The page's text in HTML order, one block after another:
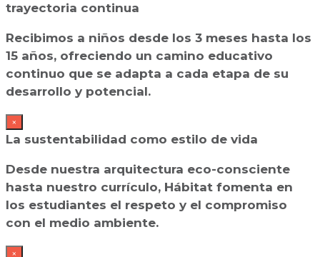
trayectoria continua
Recibimos a niños desde los 3 meses hasta los
15 años, ofreciendo un camino educativo
continuo que se adapta a cada etapa de su
desarrollo y potencial.
×
La sustentabilidad como estilo de vida
Desde nuestra arquitectura eco-consciente
hasta nuestro currículo, Hábitat fomenta en
los estudiantes el respeto y el compromiso
con el medio ambiente.
×